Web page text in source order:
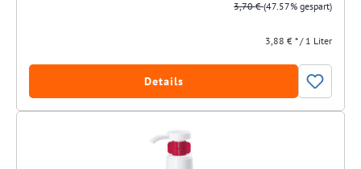
3,70 €(47.57% gespart)
3,88 € * / 1 Liter
Details